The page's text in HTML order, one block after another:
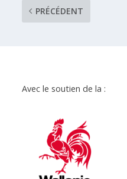
PRÉCÉDENT
Avec le soutien de la :